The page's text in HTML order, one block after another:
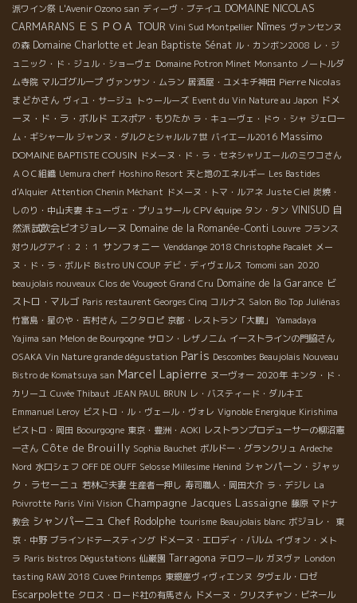
派ワイン祭 L'Avenir Ozono san ディーヴ・ブテイユ DOMAINE NICOLAS
CARMARANS ＥＳＰＯＡ TOUR Vini Sud Montpellier Nîmes ヴァンセンヌ
の森 Domaine Charlotte et Jean Baptiste Sénat ル・カンボン2008 レ・ジ
ュニック・ド・ジュル・ショーヴェ Domaine Potron Minet Monsanto ノートルダ
ム寺院 マルゴグループ ヴァンサン・ムラン 居酒屋・ユメキチ神田 Pierre Nicolas
まどかさん ヴィユ・サージュ トゥールーズ Event du Vin Nature au Japon ドメ
ーヌ・ド・ラ・ボルド エスポア・もりたか ラ・キューヴェ・ドゥ・シャ ジェロー
ム・ギシャール ジャンヌ・ダルクとシャルル７世 バイエール2016 Massimo
DOMAINE BAPTISTE COUSIN ドメーヌ・ド・ラ・セネシャリエールのミワコさん
ＡＯＣ組織 Uemura cherf Hoshino Resort 天と地のエネルギー Les Bastides
d'Alquier Attention Chenin Méchant ドメーヌ・トマ・ルアネ Juste Ciel 炭焼・
しのり・中山夫妻 キューヴェ・プリュサール CPV équipe タン・タン VINISUD 自
然派試飲会ビオジョレーヌ Domaine de la Romanée-Conti Louvre フランス
対ウルグアイ：２：１ サンフォニー Venddange 2018 Christophe Pacalet メー
ヌ・ド・ラ・ボルド Bistro UN COUP デビ・ディヴェルス Tomomi san 2020
beaujolais nouveaux Clos de Vougeot Grand Cru Domaine de la Garance ビ
ストロ・マルゴ Paris restaurent Georges Cinq コルナス Salon Bio Top Juliénas
竹富島・星のや・吉村さん ニクタロピ 京都・レストラン「大鵬」
Yamadaya
Yajima san Melon de Bourgogne サロン・レザノニム イーストラインの門脇さん
OSAKA Vin Nature grande dégustation Paris Descombes Beaujolais Nouveau
Bistro de Komatsuya san Marcel Lapierre ヌーヴォー 2020年 キンタ・ド・
カリーユ Cuvée Thibaut JEAN PAUL BRUN レ・バスティード・ダルキエ
Emmanuel Leroy ビストロ・ル・ヴェール・ヴォレ Vignoble Energique Kirishima
ビストロ・岡田 Boourgogne 東京・豊洲・AOKI レストランプロデューサーの柳沼憲
一さん Côte de Brouilly Sophia Bauchet ボルドー・グランクリュ Ardeche
Nord 水口シェフ OFF DE OUFF Selosse Millesime Henind シャンパーン・ジャッ
ク・ラセーニュ 若林ご夫妻 生産者一押し 寿司職人・岡田大介 ラ・デジレ La
Poivrotte Paris Vini Vision Champagne Jacques Lassaigne 藤原 マドナ
教会 シャンパーニュ Chef Rodolphe tourisme Beaujolais blanc ボジョレ・ 東
京・中野 ブラインドテースティング ドメーヌ・エロディ・バルム イヴォン・メト
ラ Paris bistros Dégustations 仙巌園 Tarragona テロワール ガヌヴァ London
tasting RAW 2018 Cuvee Printemps 東銀座ヴィヴィエンヌ タヴェル・ロゼ
Escarpolette クロス・ロード社の有馬さん ドメーヌ・クリスチャン・ビネール